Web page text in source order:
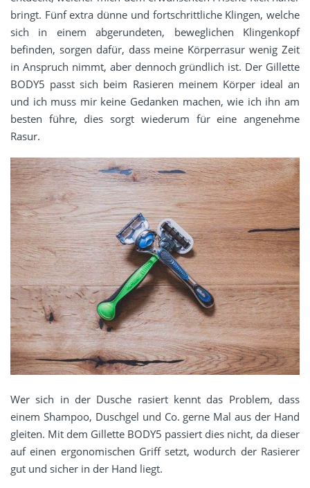
bringt. Fünf extra dünne und fortschrittliche Klingen, welche
sich in einem abgerundeten, beweglichen Klingenkopf
befinden, sorgen dafür, dass meine Körperrasur wenig Zeit
in Anspruch nimmt, aber dennoch gründlich ist. Der Gillette
BODY5 passt sich beim Rasieren meinem Körper ideal an
und ich muss mir keine Gedanken machen, wie ich ihn am
besten führe, dies sorgt wiederum für eine angenehme
Rasur.
Wer sich in der Dusche rasiert kennt das Problem, dass
einem Shampoo, Duschgel und Co. gerne Mal aus der Hand
gleiten. Mit dem Gillette BODY5 passiert dies nicht, da dieser
auf einen ergonomischen Griff setzt, wodurch der Rasierer
gut und sicher in der Hand liegt.